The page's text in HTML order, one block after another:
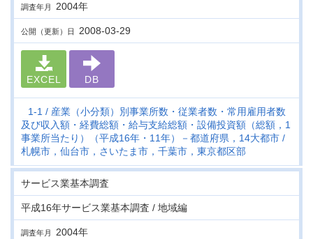
調査年月 2004年
公開（更新）日 2008-03-29
EXCEL DB
1-1
産業（小分類）別事業所数・従業者数・常用雇用者数
及び収入額・経費総額・給与支給総額・設備投資額（総額，1
事業所当たり）（平成16年・11年）－都道府県，14大都市
札幌市，仙台市，さいたま市，千葉市，東京都区部
サービス業基本調査
平成16年サービス業基本調査 / 地域編
調査年月 2004年